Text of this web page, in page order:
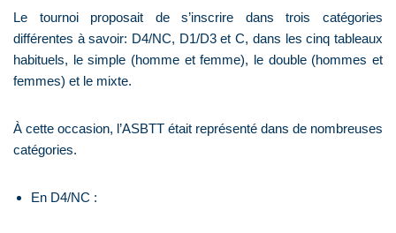
Le tournoi proposait de s’inscrire dans trois catégories
différentes à savoir: D4/NC, D1/D3 et C, dans les cinq tableaux
habituels, le simple (homme et femme), le double (hommes et
femmes) et le mixte.
À cette occasion, l’ASBTT était représenté dans de nombreuses
catégories.
En D4/NC :